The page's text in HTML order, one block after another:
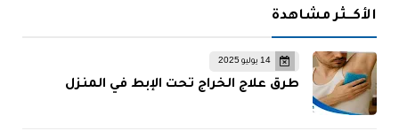
الأكــثر مشاهدة
14 يوليو 2025
طرق علاج الخراج تحت الإبط في المنزل